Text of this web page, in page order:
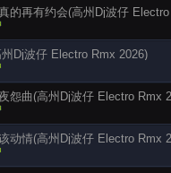
的再有约会(高州Dj波仔
州Dj波仔 Electro Rmx 2026)
怨曲(高州Dj波仔 Electro Rmx
动情(高州Dj波仔 Electro Rmx